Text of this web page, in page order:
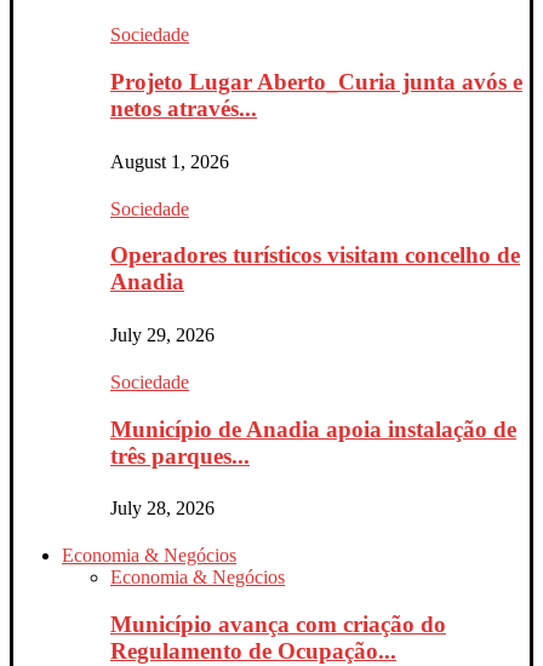
Sociedade
Projeto Lugar Aberto_Curia junta avós e
netos através...
August 1, 2026
Sociedade
Operadores turísticos visitam concelho de
Anadia
July 29, 2026
Sociedade
Município de Anadia apoia instalação de
três parques...
July 28, 2026
Economia & Negócios
Economia & Negócios
Município avança com criação do
Regulamento de Ocupação...